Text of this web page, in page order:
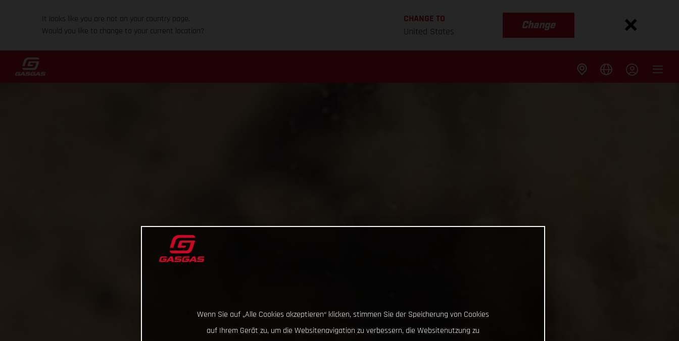
It looks like you are not on your country page.
Would you like to change to your current location?
CHANGE TO
United States
Change
Wenn Sie auf „Alle Cookies akzeptieren“ klicken, stimmen Sie der Speicherung von Cookies
auf Ihrem Gerät zu, um die Websitenavigation zu verbessern, die Websitenutzung zu